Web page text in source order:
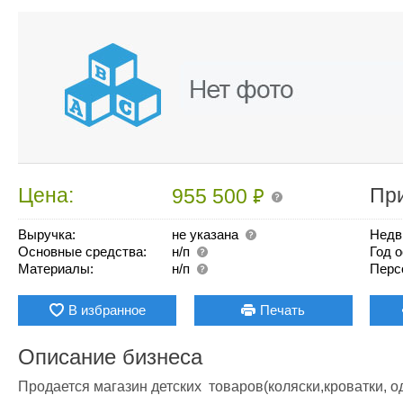
Цена: 955 500₽
Выручка:
не указана
Основные средства:
н/п
Материалы:
н/п
Год
В избранное Печать
Описание бизнеса
Продается магазин детских  товаров(коляски,кроватки,